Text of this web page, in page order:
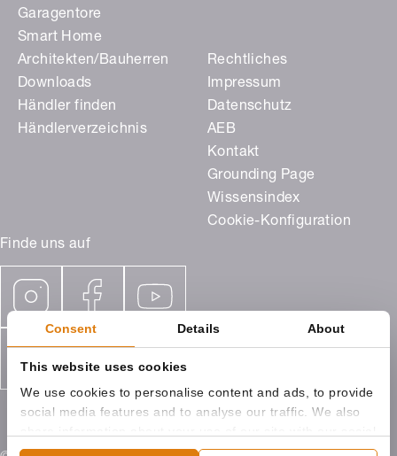
Consent Details About
This website uses cookies
We use cookies to personalise content and ads, to provide
social media features and to analyse our traffic. We also
media, advertising and analytics partners who may
Finde uns auf
Garagentore
Smart Home
Architekten/Bauherren
Downloads
Händler finden
Händlerverzeichnis
Rechtliches
Impressum
Datenschutz
AEB
Kontakt
Grounding Page
Wissensindex
Cookie-Konfiguration